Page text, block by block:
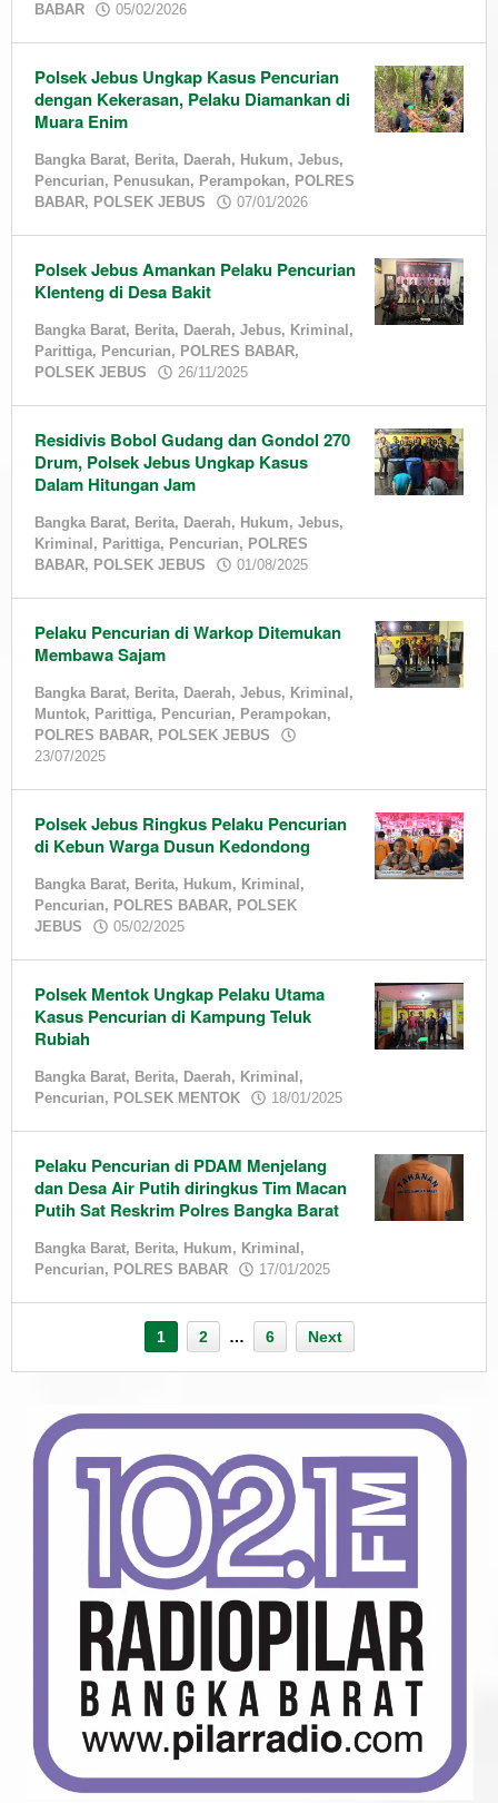
BABAR
05/02/2026
Polsek Jebus Ungkap Kasus Pencurian
dengan Kekerasan, Pelaku Diamankan di
Muara Enim
Bangka Barat, Berita, Daerah, Hukum, Jebus,
Pencurian, Penusukan, Perampokan, POLRES
BABAR, POLSEK JEBUS 07/01/2026
Polsek Jebus Amankan Pelaku Pencurian
Klenteng di Desa Bakit
Bangka Barat, Berita, Daerah, Jebus, Kriminal ,
Parittiga, Pencurian, POLRES BABAR,
POLSEK JEBUS
26/11/2025
Residivis Bobol Gudang dan Gondol 270
Drum, Polsek Jebus Ungkap Kasus
Dalam Hitungan Jam
Bangka Barat, Berita, Daerah, Hukum, Jebus,
Kriminal , Parittiga, Pencurian, POLRES
BABAR, POLSEK JEBUS 01/08/2025
Pelaku Pencurian di Warkop Ditemukan
Membawa Sajam
Bangka Barat, Berita, Daerah, Jebus, Kriminal ,
Muntok, Parittiga, Pencurian, Perampokan,
POLRES BABAR, POLSEK JEBUS
23/07/2025
Polsek Jebus Ringkus Pelaku Pencurian
di Kebun Warga Dusun Kedondong
Bangka Barat, Berita, Hukum, Kriminal ,
Pencurian, POLRES BABAR, POLSEK
JEBUS
05/02/2025
Polsek Mentok Ungkap Pelaku Utama
Kasus Pencurian di Kampung Teluk
Rubiah
Bangka Barat, Berita, Daerah, Kriminal ,
Pencurian, POLSEK MENTOK 18/01/2025
Pelaku Pencurian di PDAM Menjelang
dan Desa Air Putih diringkus Tim Macan
Putih Sat Reskrim Polres Bangka Barat
Bangka Barat, Berita, Hukum, Kriminal ,
Pencurian, POLRES BABAR 17/01/2025
1 2 … 6 Next